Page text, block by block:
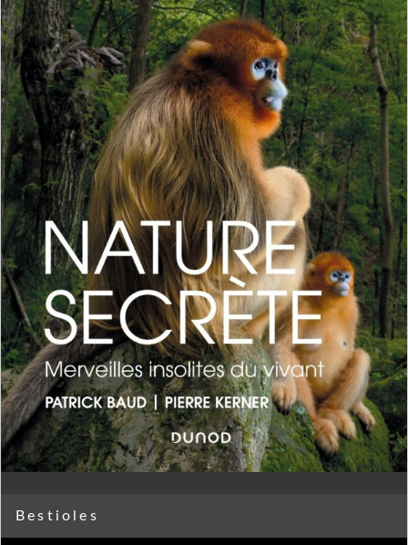
Bestioles